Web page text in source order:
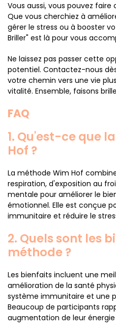
Vous aussi, vous pouvez
Que vous cherchiez à
gérer le stress ou à booster
Briller" est là pour vous
Ne laissez pas passer cette
potentiel. Contactez-nous
votre chemin vers une vie
vitalité. Ensemble, faisons
FAQ
1. Qu'est-ce que
Hof ?
La méthode Wim Hof
respiration, d'exposition au
mentale pour améliorer le
émotionnel. Elle est conçue
immunitaire et réduire le
2. Quels sont les
méthode ?
Les bienfaits incluent une
amélioration de la santé
système immunitaire et une
Beaucoup de participants
augmentation de leur